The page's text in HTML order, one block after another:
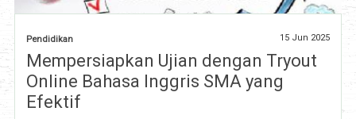
Pendidikan 15 Jun 2025
Mempersiapkan Ujian dengan Tryout
Online Bahasa Inggris SMA yang
Efektif